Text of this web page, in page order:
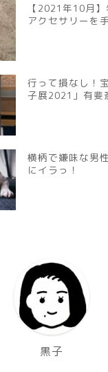
【2021年10月
アクセサリーを
行って損なし！
子展2021」有斐
横柄で嫌味な男
にイラっ！
黒子